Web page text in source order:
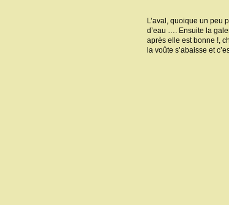
L’aval, quoique un peu
d’eau …. Ensuite la
après elle est bonne !,
la voûte s’abaisse et